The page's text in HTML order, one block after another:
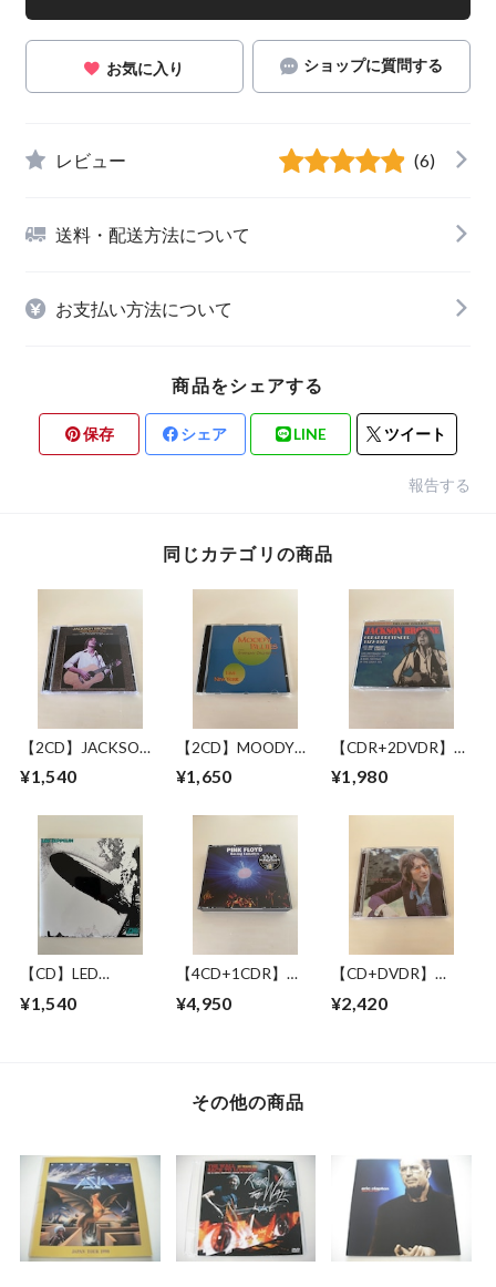
お気に入り ショップに質問する
レビュー (6)
送料・配送方法について
お支払い方法について
商品をシェアする
保存 シェア LINE ツイート
報告する
同じカテゴリの商品
【2CD】JACKSON
BROWNE / LONG
BEACH 1978 MIKE
CASSETTES
¥1,540
【2CD】MOODY
BLUES WITH
SYMPHONY
JUNE 1993
¥1,650
【CDR+2DVDR】
JACKSON BROWNE
/ GREAT
¥1,980
【CD】LED
ZEPPELIN
¥1,540
【4CD+1CDR】
RAVING LUNATICS
¥4,950
【CD+DVDR】
COLLECTION
¥2,420
その他の商品